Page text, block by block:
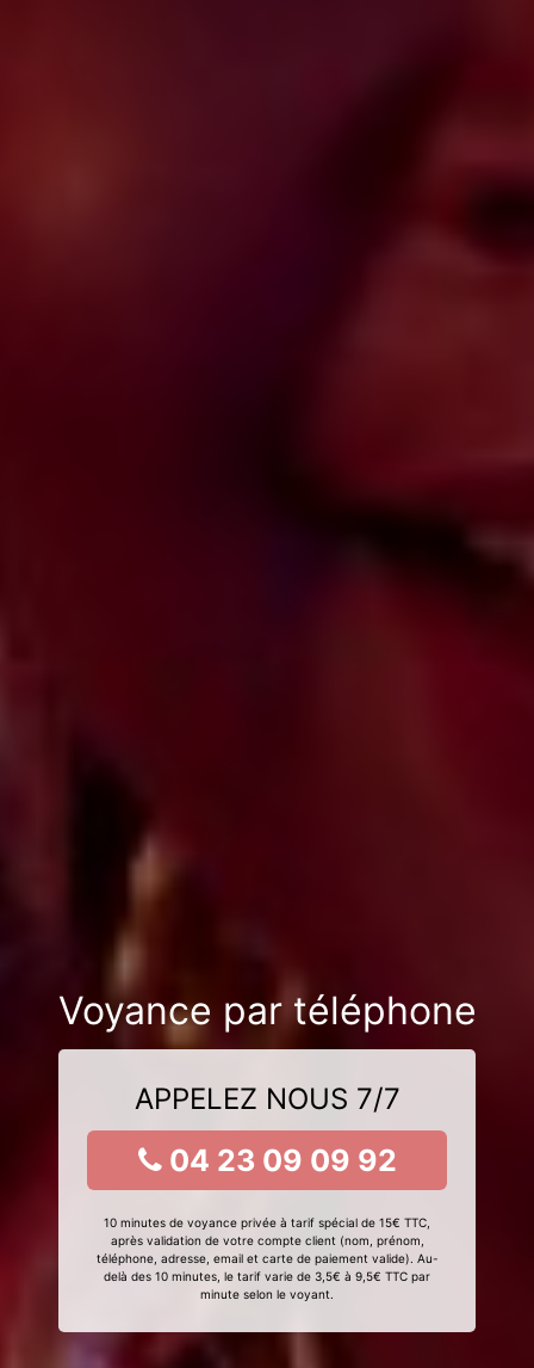
Voyance par téléphone
APPELEZ NOUS 7/7
04 23 09 09 92
10 minutes de voyance privée à tarif spécial de 15€ TTC,
après validation de votre compte client (nom, prénom,
téléphone, adresse, email et carte de paiement valide). Au-
delà des 10 minutes, le tarif varie de 3,5€ à 9,5€ TTC par
minute selon le voyant.